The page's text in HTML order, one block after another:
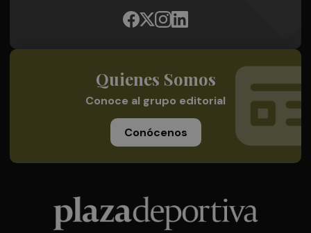
Quienes Somos
Conoce al grupo editorial
Conócenos